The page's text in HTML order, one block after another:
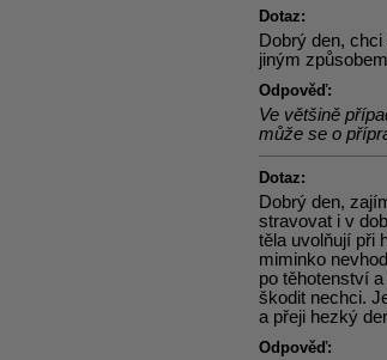
Dotaz:
Dobrý den,
jiným
Odpověď:
Ve většině
může se o
Dotaz:
Dobrý den,
stravovat i v
těla uvolňují při
miminko
po těhotenství
škodit nechci.
a přeji hezký
Odpověď: